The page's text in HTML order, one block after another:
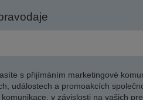
s přijímáním marketingové
událostech a promoakcích
v závislosti na vašich